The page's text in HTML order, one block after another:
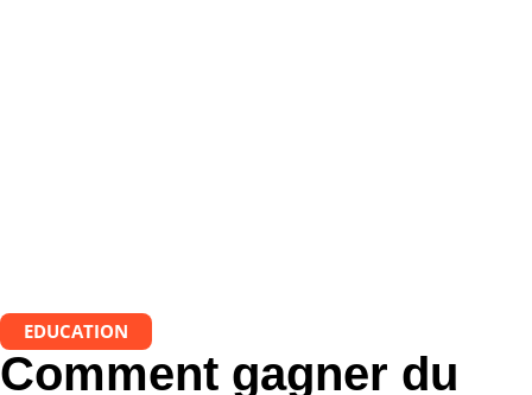
EDUCATION
Comment gagner du